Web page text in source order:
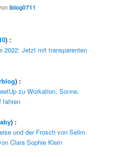
iblog0711
) :
2022: Jetzt mit transparenten
) :
zu Workation, Sonne,
fahren
) :
und der Frosch von Selim
Clara Sophie Klein